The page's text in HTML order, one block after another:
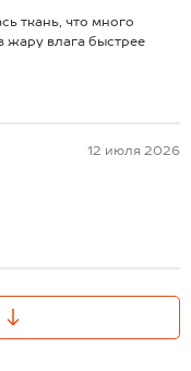
ткань, что много
жару влага быстрее
12 июля 2026